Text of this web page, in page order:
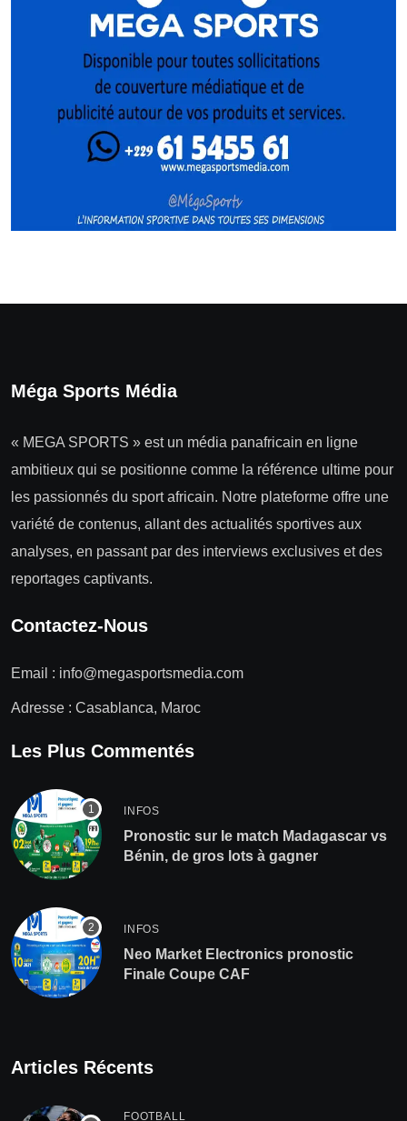
Méga Sports Média
« MEGA SPORTS » est un média panafricain en ligne
ambitieux qui se positionne comme la référence ultime pour
les passionnés du sport africain. Notre plateforme offre une
variété de contenus, allant des actualités sportives aux
analyses, en passant par des interviews exclusives et des
reportages captivants.
Contactez-Nous
Email : info@megasportsmedia.com
Adresse : Casablanca, Maroc
Les Plus Commentés
INFOS
Pronostic sur le match Madagascar vs
Bénin, de gros lots à gagner
INFOS
Neo Market Electronics pronostic
Finale Coupe CAF
Articles Récents
FOOTBALL